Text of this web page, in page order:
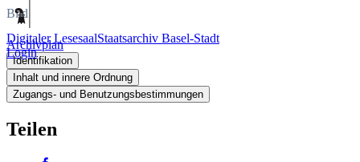
Digitaler LesesaalStaatsarchiv Basel-Stadt
Login
Bild
Archivplan
Identifikation
Inhalt und innere Ordnung
Zugangs- und Benutzungsbestimmungen
Teilen